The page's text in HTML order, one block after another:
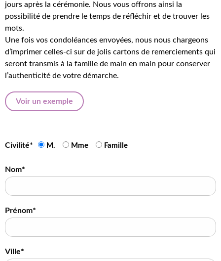
jours après la cérémonie. Nous vous offrons ainsi la
possibilité de prendre le temps de réfléchir et de trouver les
mots.
Une fois vos condoléances envoyées, nous nous chargeons
d’imprimer celles-ci sur de jolis cartons de remerciements qui
seront transmis à la famille de main en main pour conserver
l’authenticité de votre démarche.
Voir un exemple
Civilité* M. Mme Famille
Nom*
Prénom*
Ville*